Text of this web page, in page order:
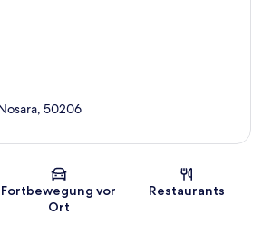
Karte
50206
Fortbewegung vor
Ort
Restaurants